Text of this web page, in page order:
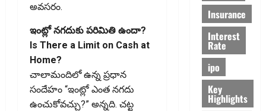
అవసరం.
ఇంట్లో నగదుకు పరిమితి ఉందా?
Is There a Limit on Cash at
Home?
చాలామందిలో ఉన్న ప్రధాన
సందేహం “ఇంట్లో ఎంత నగదు
ఉంచుకోవచ్చు?” అన్నది. చట్ట
Insurance
Interest
Rate
ipo
Key
Highlights